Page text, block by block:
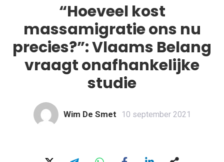
“Hoeveel kost
massamigratie ons nu
precies?”: Vlaams Belang
vraagt onafhankelijke
studie
Wim De Smet 10 september 2021